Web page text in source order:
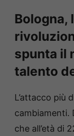
Bologna,
spunta il
talento
L’attacco più
cambiamenti.
che all’età di